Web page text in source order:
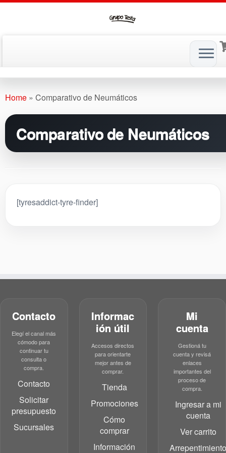
toHome » Comparativo de Neumáticos
Comparativo de Neumáticos
[tyresaddict-tyre-finder]
Contacto
Elegí el canal más
cómodo para
continuar tu
consulta o
compra.
Contacto
Solicitar
presupuesto
Sucursales
Informac
ión útil
Accesos directos
para orientarte
mejor antes de
comprar.
Tienda
Promociones
Cómo
comprar
Información
Mi
cuenta
Gestioná tu
cuenta y revisá
enlaces
importantes del
proceso de
compra.
Ingresar a mi
cuenta
Ver carrito